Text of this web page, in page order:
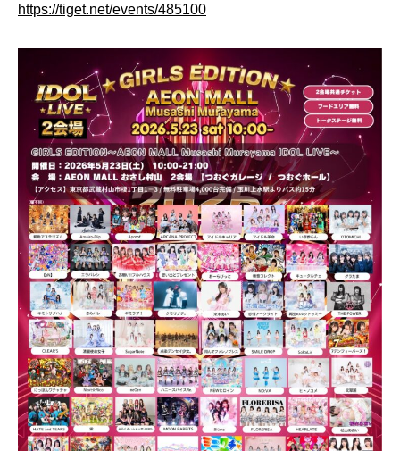
https://tiget.net/events/485100